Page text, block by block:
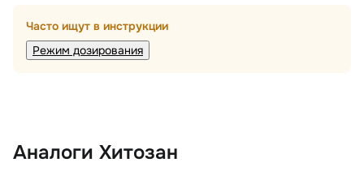
Часто ищут в инструкции
Режим дозирования
Аналоги Хитозан